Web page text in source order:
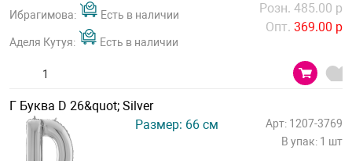
Ибрагимова: Есть в наличии
Аделя Кутуя: Есть в наличии
Розн. 485.00 р
Опт. 369.00 р
Г Буква D 26&quot; Silver
Размер: 66 см
Арт: 1207-3769
В упак: 1 шт